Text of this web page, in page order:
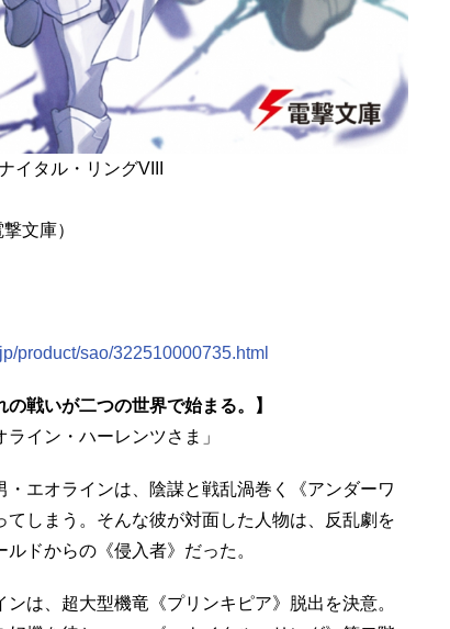
イタル・リングVIII
文庫）
product/sao/322510000735.html
戦いが二つの世界で始まる。】
イン・ハーレンツさま」
エオラインは、陰謀と戦乱渦巻く《アンダーワ
しまう。そんな彼が対面した人物は、反乱劇を
ドからの《侵入者》だった。
は、超大型機竜《プリンキピア》脱出を決意。